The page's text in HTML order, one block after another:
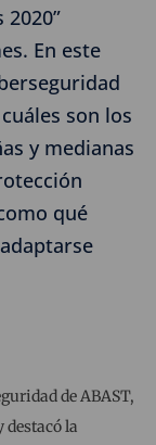
En este
son los
y medianas
qué
de ABAST,
destacó la